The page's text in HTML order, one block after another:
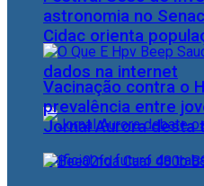
Cidac orienta
dados na internet
astronomia no
Vacinação contra o
prevalência entre
Jornal Aurora desta